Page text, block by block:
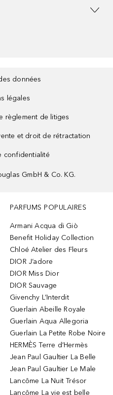
données
légales
règlement de litiges
et droit de rétractation
confidentialité
GmbH & Co. KG.
PARFUMS POPULAIRES
Armani Acqua di Giò
Benefit Holiday Collection
Chloé Atelier des Fleurs
DIOR J’adore
DIOR Miss Dior
DIOR Sauvage
Givenchy L’Interdit
Guerlain Abeille Royale
Guerlain Aqua Allegoria
Guerlain La Petite Robe Noire
HERMÈS Terre d’Hermès
Jean Paul Gaultier La Belle
Jean Paul Gaultier Le Male
Lancôme La Nuit Trésor
Lancôme La vie est belle